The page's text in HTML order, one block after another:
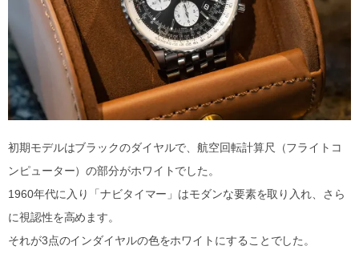
初期モデルはブラックのダイヤルで、航空回転計算尺（フライトコ
ンピューター）の部分がホワイトでした。
1960年代に入り「ナビタイマー」はモダンな要素を取り入れ、さら
に視認性を高めます。
それが3点のインダイヤルの色をホワイトにすることでした。